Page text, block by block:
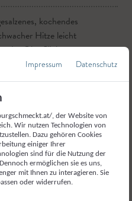
kochendes
Hitze leicht
der Oberfläche
5 Minuten).
heben, gut
Topf mit
Mit Salz und
in einem Topf
darin glasig dünsten,
(bzw. Gemüsefond,
und bei milder Hitze
ohne Fett in
aus den Augen lassen,
und pfeffer
weiterverarbeitet werden.
oder Ente.
Impressum Datenschutz
, der Website von
Wir nutzen Technologien von
Dazu gehören Cookies
einiger Ihrer
sind für die Nutzung der
ermöglichen sie es uns,
mit Ihnen zu interagieren. Sie
oder widerrufen.